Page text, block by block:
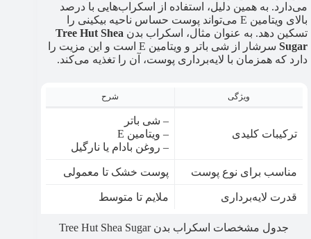
می‌دارد. به همین دلیل، استفاده از اسکراب‌هایی با درصد
بالای ویتامین E می‌تواند پوست حساس ناحیه بیکینی را
تسکین دهد. به عنوان مثال، اسکراب بدن Tree Hut Shea
Sugar
سرشار از شی باتر و ویتامین E است و این مزیت را
دارد که همزمان با لایه‌برداری پوست، آن را تغذیه می‌کند.
ویژگی شرح
ترکیبات کلیدی
– شی باتر
– ویتامین E
– روغن بادام یا نارگیل
مناسب برای نوع پوست پوست خشک تا معمولی
قدرت لایه‌برداری ملایم تا متوسط
جدول مشخصات اسکراب بدن Tree Hut Shea Sugar